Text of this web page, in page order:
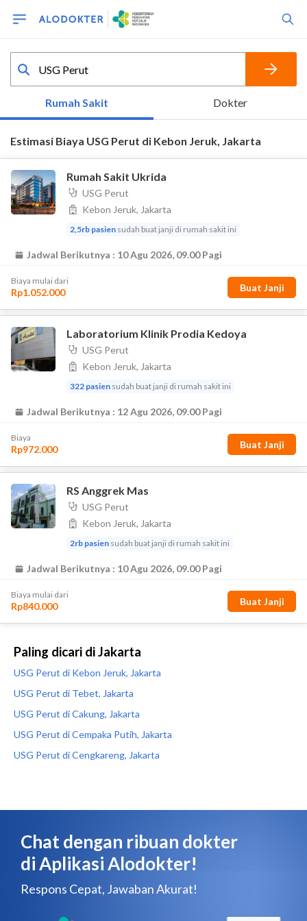
Paling dicari di Jakarta
USG Perut di Kebon Jeruk, Jakarta
USG Perut di Tebet, Jakarta
USG Perut di Cakung, Jakarta
USG Perut di Cempaka Putih, Jakarta
USG Perut di Cengkareng, Jakarta